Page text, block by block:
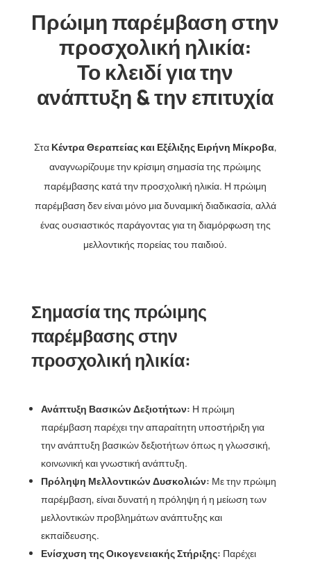
Πρώιμη παρέμβαση στην
προσχολική ηλικία:
Το κλειδί για την
ανάπτυξη & την επιτυχία
Στα Κέντρα Θεραπείας και Εξέλιξης Ειρήνη Μίκροβα,
αναγνωρίζουμε την κρίσιμη σημασία της πρώιμης
παρέμβασης κατά την προσχολική ηλικία. Η πρώιμη
παρέμβαση δεν είναι μόνο μια δυναμική διαδικασία, αλλά
ένας ουσιαστικός παράγοντας για τη διαμόρφωση της
μελλοντικής πορείας του παιδιού.
Σημασία της πρώιμης
παρέμβασης στην
προσχολική ηλικία:
Ανάπτυξη Βασικών Δεξιοτήτων: Η πρώιμη
παρέμβαση παρέχει την απαραίτητη υποστήριξη για
την ανάπτυξη βασικών δεξιοτήτων όπως η γλωσσική,
κοινωνική και γνωστική ανάπτυξη.
Πρόληψη Μελλοντικών Δυσκολιών: Με την πρώιμη
παρέμβαση, είναι δυνατή η πρόληψη ή η μείωση των
μελλοντικών προβλημάτων ανάπτυξης και
εκπαίδευσης.
Ενίσχυση της Οικογενειακής Στήριξης: Παρέχει